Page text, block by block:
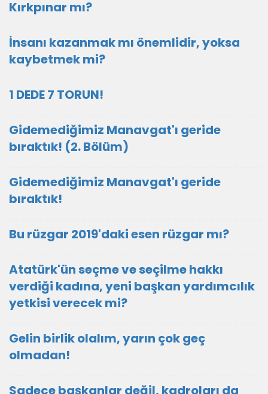
Kırkpınar mı?
İnsanı kazanmak mı önemlidir, yoksa
kaybetmek mi?
1 DEDE 7 TORUN!
Gidemediğimiz Manavgat'ı geride
bıraktık! (2. Bölüm)
Gidemediğimiz Manavgat'ı geride
bıraktık!
Bu rüzgar 2019'daki esen rüzgar mı?
Atatürk'ün seçme ve seçilme hakkı
verdiği kadına, yeni başkan yardımcılık
yetkisi verecek mi?
Gelin birlik olalım, yarın çok geç
olmadan!
Sadece başkanlar değil, kadroları da